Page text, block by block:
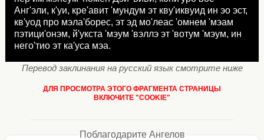
Анг'эли, к'уи, кре'авит 'мундум эт кву'иквуид ин эо эст,
кв'уод про мэла'борес, эт эд мо'леас 'омнем 'мэам
пэтици'онэм, й'укста 'мэум 'вэллэ эт 'вотум 'мэум, ин
него'тио эт ка'уса мэа.
Перевод заклинания на русский язык смотрите ниже
ДЛЯ ПРОСМОТРА ЭТОГО ФРАГМЕНТА СТРАНИЦЫ
ВКЛЮЧИТЕ "COOKIE"
Поблагодарите Ангелов